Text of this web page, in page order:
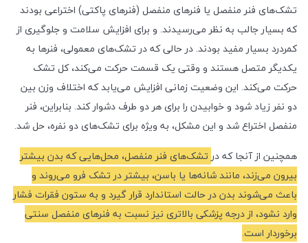
تشک‌های فنر منفصل یا فنرهای منفصل (فنرهای پاکتی) اختراعی بودند
که بسیار جالب به نظر می‌رسیدند. و برای افزایش سلامت و جلوگیری از
کمردرد بسیار مفید بودند. در حالی که در تشک‌های معمولی، فنرها به
یکدیگر متصل هستند و وقتی یک قسمت حرکت می‌کند، کل تشک
حرکت می‌کند. این وضعیت زمانی افزایش می‌یابد که اختلاف وزن بین
دو نفر زیاد شود و خوابیدن را برای هر دو طرف دشوار کند. بنابراین، فنر
منفصل اختراع شد و این مشکل، به ویژه برای تشک‌های دو نفره، حل شد.
همچنین از آنجا که درتشک‌های فنر منفصل، محل‌هایی که بدن بیشتر
بیرون می‌زند، مانند شانه‌ها یا باسن، بیشتر در تشک فرو می‌روند و
باعث می‌شوند بدن در حالت استاندارد قرار گیرد و به ستون فقرات فشار
وارد نشود، از درجه پزشکی بالاتری نیز نسبت به فنرهای منفصل سنتی
برخوردار است.